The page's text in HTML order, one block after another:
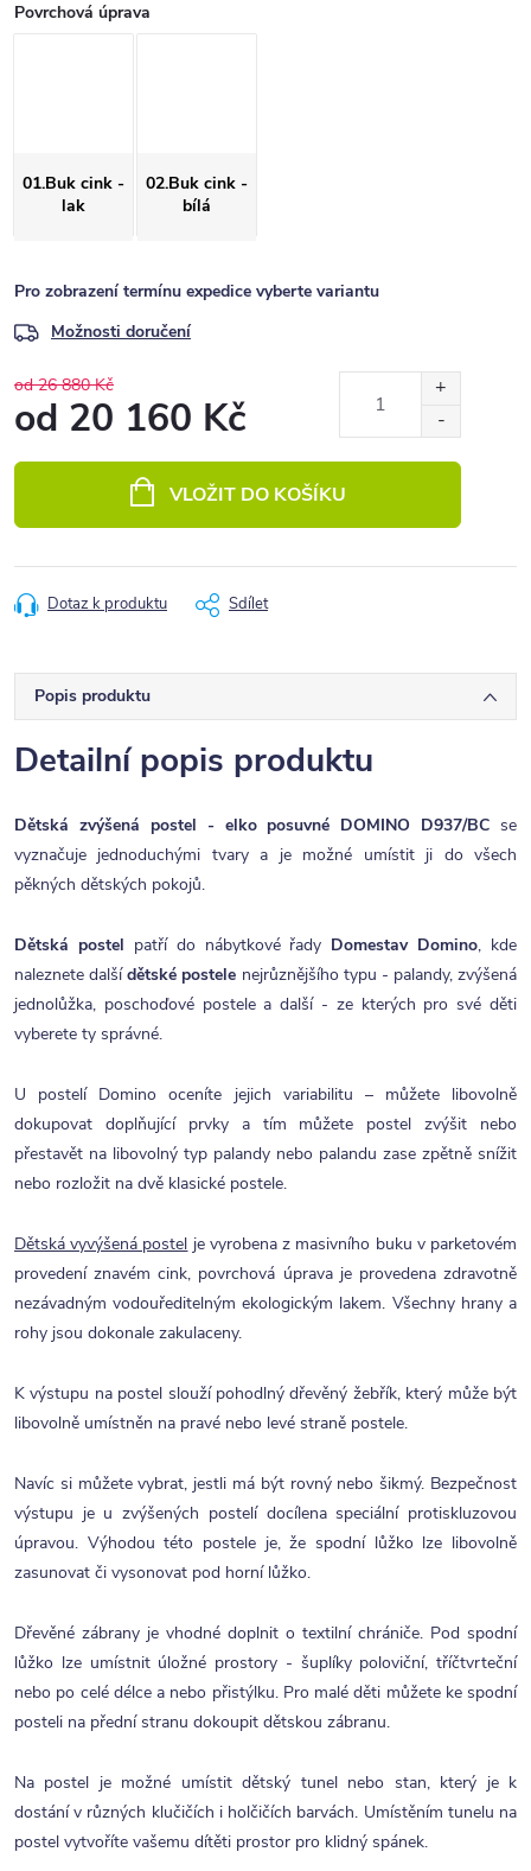
Povrchová úprava
01.Buk cink -
lak
02.Buk cink -
bílá
Pro zobrazení termínu expedice vyberte variantu
Možnosti doručení
od 26 880 Kč
od 20 160 Kč
VLOŽIT DO KOŠÍKU
Dotaz k produktu Sdílet
Popis produktu
Detailní popis produktu
Dětská zvýšená postel - elko posuvné DOMINO D937/BC se
vyznačuje jednoduchými tvary a je možné umístit ji do všech
pěkných dětských pokojů.
Dětská postel patří do nábytkové řady Domestav Domino, kde
naleznete dalšídětské postele nejrůznějšího typu - palandy, zvýšená
jednolůžka, poschoďové postele a další - ze kterých pro své děti
vyberete ty správné.
U postelí Domino oceníte jejich variabilitu – můžete libovolně
dokupovat doplňující prvky a tím můžete postel zvýšit nebo
přestavět na libovolný typ palandy nebo palandu zase zpětně snížit
nebo rozložit na dvě klasické postele.
Dětská vyvýšená postel je vyrobena z masivního buku v parketovém
provedení znavém cink, povrchová úprava je provedena zdravotně
nezávadným vodouředitelným ekologickým lakem. Všechny hrany a
rohy jsou dokonale zakulaceny.
K výstupu na postel slouží pohodlný dřevěný žebřík, který může být
libovolně umístněn na pravé nebo levé straně postele.
Navíc si můžete vybrat, jestli má být rovný nebo šikmý. Bezpečnost
výstupu je u zvýšených postelí docílena speciální protiskluzovou
úpravou. Výhodou této postele je, že spodní lůžko lze libovolně
zasunovat či vysonovat pod horní lůžko.
Dřevěné zábrany je vhodné doplnit o textilní chrániče. Pod spodní
lůžko lze umístnit úložné prostory - šuplíky poloviční, tříčtvrteční
nebo po celé délce a nebo přistýlku. Pro malé děti můžete ke spodní
posteli na přední stranu dokoupit dětskou zábranu.
Na postel je možné umístit dětský tunel nebo stan, který je k
dostání v různých klučičích i holčičích barvách. Umístěním tunelu na
postel vytvoříte vašemu dítěti prostor pro klidný spánek.